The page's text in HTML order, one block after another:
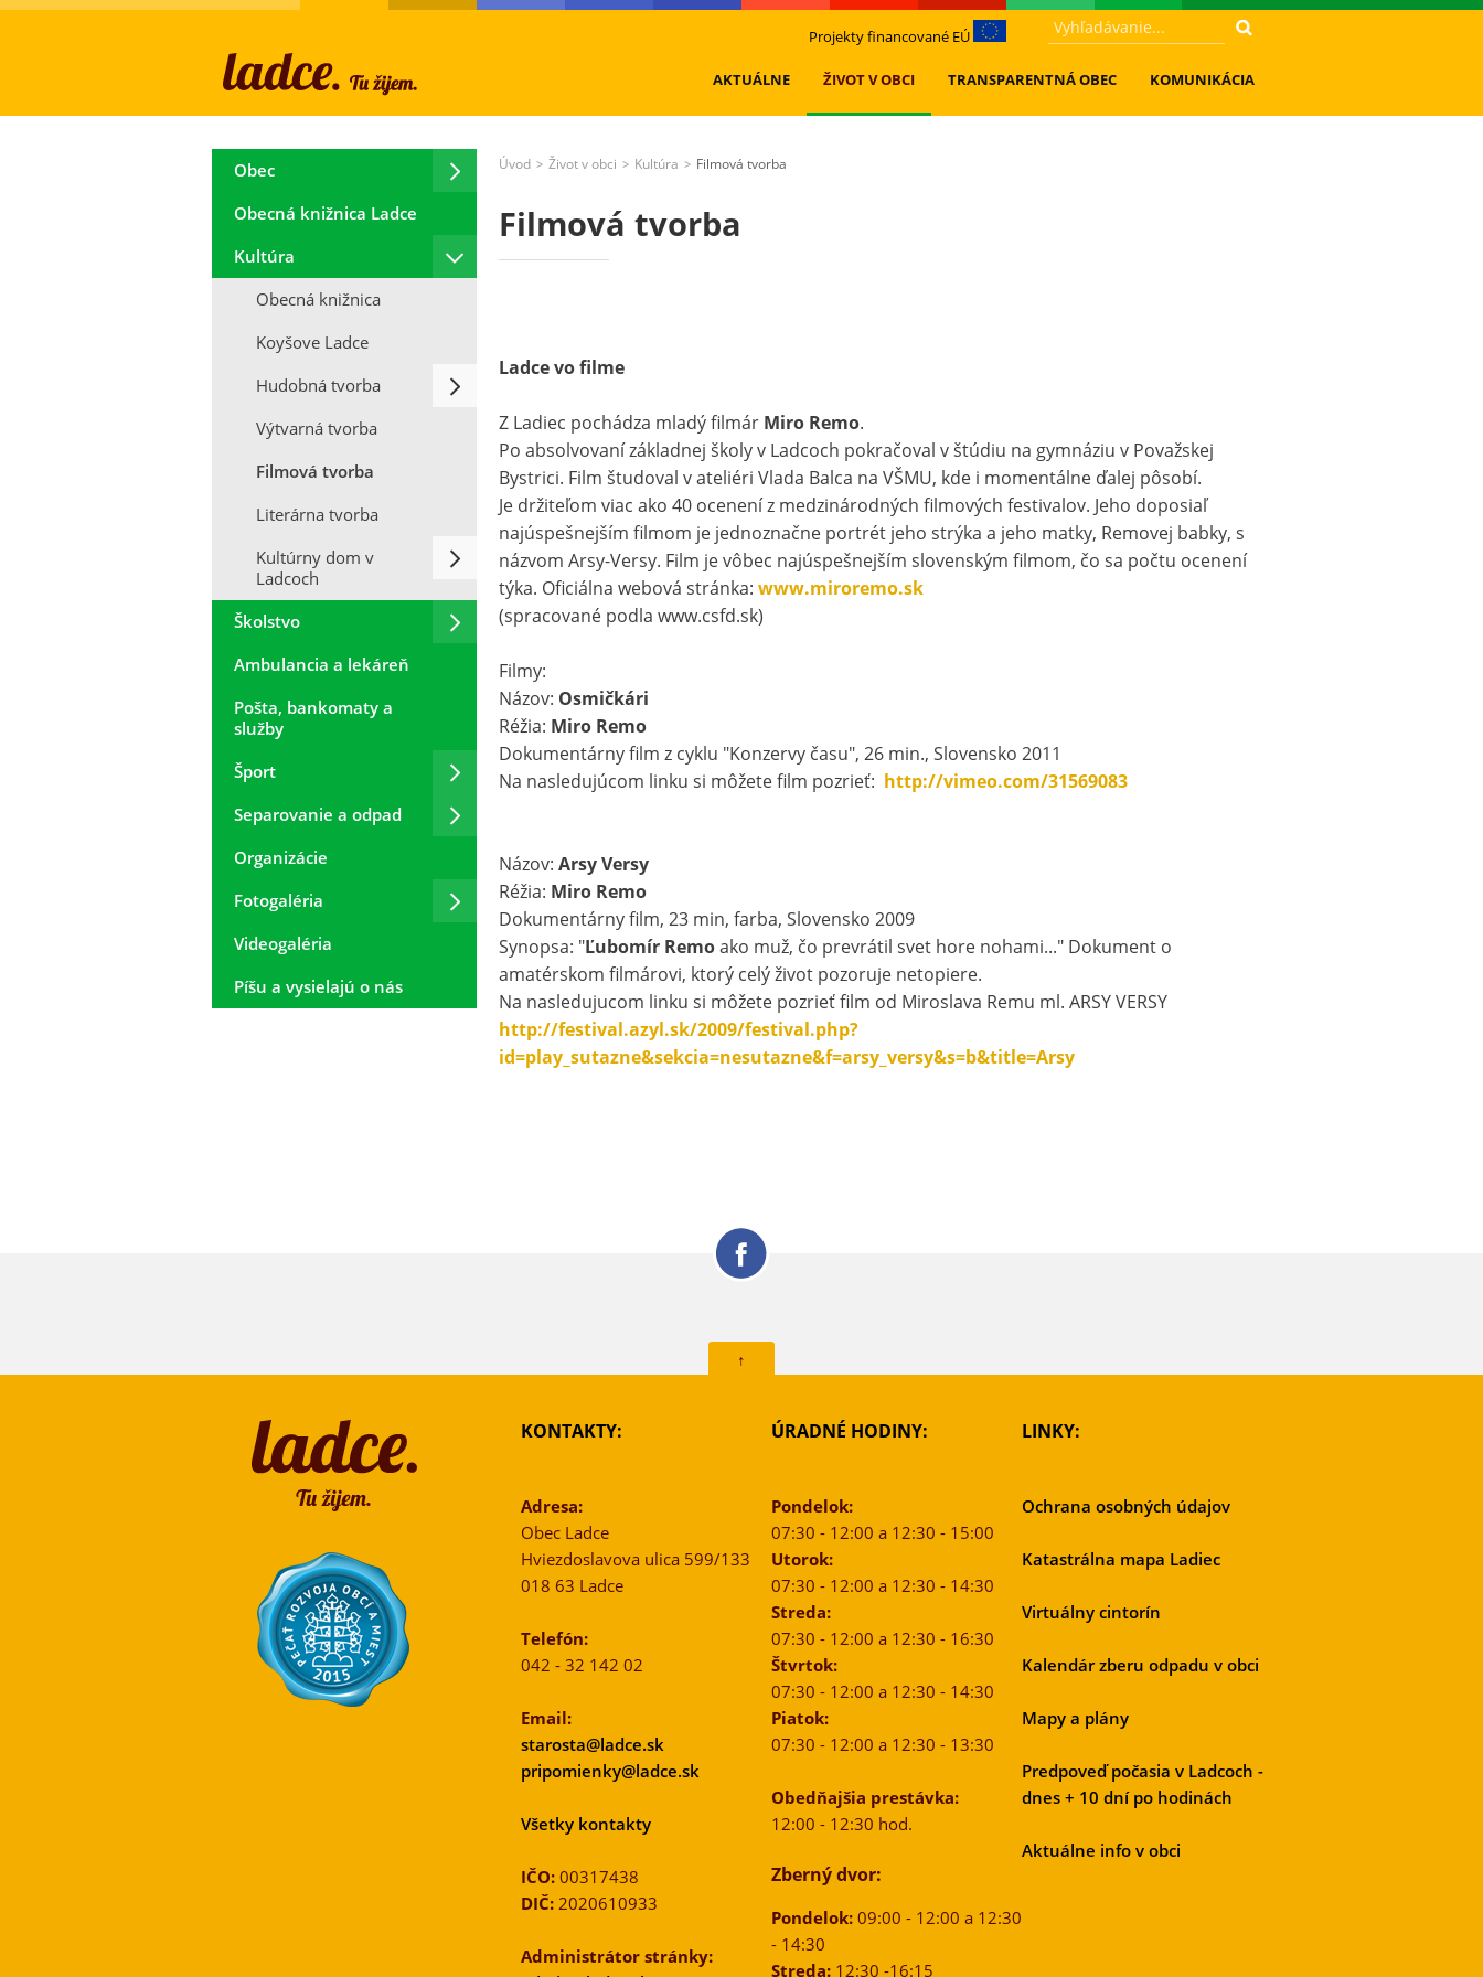
Projekty financované EÚ
AKTUÁLNE ŽIVOT V OBCI TRANSPARENTNÁ OBEC KOMUNIKÁCIA
Obec
Obecná knižnica Ladce
Kultúra
Obecná knižnica
Koyšove Ladce
Hudobná tvorba
Výtvarná tvorba
Filmová tvorba
Literárna tvorba
Kultúrny dom v
Ladcoch
Školstvo
Ambulancia a lekáreň
Pošta, bankomaty a
služby
Šport
Separovanie a odpad
Organizácie
Fotogaléria
Videogaléria
Píšu a vysielajú o nás
Úvod > Život v obci > Kultúra > Filmová tvorba
Filmová tvorba
Ladce vo filme
Z Ladiec pochádza mladý filmár Miro Remo.
Po absolvovaní základnej školy v Ladcoch pokračoval v štúdiu na gymnáziu v Považskej
Bystrici. Film študoval v ateliéri Vlada Balca na VŠMU, kde i momentálne ďalej pôsobí.
Je držiteľom viac ako 40 ocenení z medzinárodných filmových festivalov. Jeho doposiaľ
najúspešnejším filmom je jednoznačne portrét jeho strýka a jeho matky, Removej babky, s
názvom Arsy-Versy. Film je vôbec najúspešnejším slovenským filmom, čo sa počtu ocenení
týka. Oficiálna webová stránka: www.miroremo.sk
(spracované podla www.csfd.sk)
Filmy:
Názov: Osmičkári
Réžia: Miro Remo
Dokumentárny film z cyklu "Konzervy času", 26 min., Slovensko 2011
Na nasledujúcom linku si môžete film pozrieť: http://vimeo.com/31569083
Názov: Arsy Versy
Réžia: Miro Remo
Dokumentárny film, 23 min, farba, Slovensko 2009
Synopsa: "Ľubomír Remoako muž, čo prevrátil svet hore nohami..." Dokument o
amatérskom filmárovi, ktorý celý život pozoruje netopiere.
Na nasledujucom linku si môžete pozrieť film od Miroslava Remu ml. ARSY VERSY
http://festival.azyl.sk/2009/festival.php?
id=play_sutazne&sekcia=nesutazne&f=arsy_versy&s=b&title=Arsy
↑
KONTAKTY:
Adresa:
Obec Ladce
Hviezdoslavova ulica 599/133
018 63 Ladce
Telefón:
042 - 32 142 02
Email:
starosta@ladce.sk
pripomienky@ladce.sk
Všetky kontakty
IČO: 00317438
DIČ: 2020610933
Administrátor stránky:
ÚRADNÉ HODINY:
Pondelok:
07:30 - 12:00 a 12:30 - 15:00
Utorok:
07:30 - 12:00 a 12:30 - 14:30
Streda:
07:30 - 12:00 a 12:30 - 16:30
Štvrtok:
07:30 - 12:00 a 12:30 - 14:30
Piatok:
07:30 - 12:00 a 12:30 - 13:30
Obedňajšia prestávka:
12:00 - 12:30 hod.
Zberný dvor:
Pondelok:09:00 - 12:00 a 12:30
- 14:30
Streda:12:30 -16:15
LINKY:
Ochrana osobných údajov
Katastrálna mapa Ladiec
Virtuálny cintorín
Kalendár zberu odpadu v obci
Mapy a plány
Predpoveď počasia v Ladcoch -
dnes + 10 dní po hodinách
Aktuálne info v obci